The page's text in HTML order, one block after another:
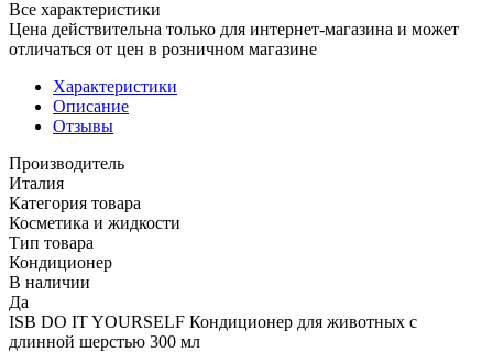
Все характеристики
Цена действительна только для интернет-магазина и может
отличаться от цен в розничном магазине
Характеристики
Описание
Отзывы
Производитель
Италия
Категория товара
Косметика и жидкости
Тип товара
Кондиционер
В наличии
Да
ISB DO IT YOURSELF Кондиционер для животных с
длинной шерстью 300 мл